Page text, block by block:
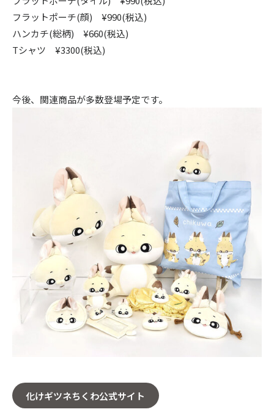
フラットポーチ(顔) ¥990(税込)
ハンカチ(総柄) ¥660(税込)
Tシャツ ¥3300(税込)
今後、関連商品が多数登場予定です。
化けギツネちくわ公式サイト